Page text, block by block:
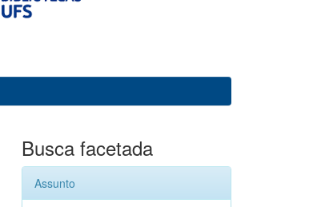
Busca facetada
Assunto